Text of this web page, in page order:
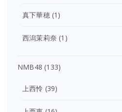
真下華穂(1)
西潟茉莉奈 (1)
NMB48 (133)
上西怜 (39)